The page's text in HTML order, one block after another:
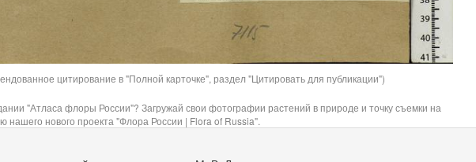
цитирование в "Полной карточке", раздел "Цитировать для публикации")
"Атласа флоры России"? Загружай свои фотографии растений в природе и точку съемки на
нашего нового проекта "Флора России | Flora of Russia".